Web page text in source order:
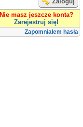
Nie masz jeszcze konta?
Zarejestruj się!
Zapomniałem hasła